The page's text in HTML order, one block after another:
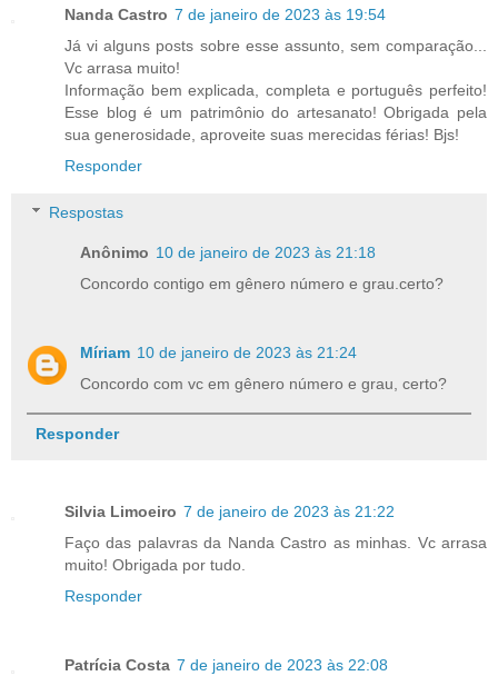
Nanda Castro 7 de janeiro de 2023 às 19:54
Já vi alguns posts sobre esse assunto, sem comparação...
Vc arrasa muito!
Informação bem explicada, completa e português perfeito!
Esse blog é um patrimônio do artesanato! Obrigada pela
sua generosidade, aproveite suas merecidas férias! Bjs!
Responder
Respostas
Anônimo 10 de janeiro de 2023 às 21:18
Concordo contigo em gênero número e grau.certo?
Míriam 10 de janeiro de 2023 às 21:24
Concordo com vc em gênero número e grau, certo?
Responder
Silvia Limoeiro 7 de janeiro de 2023 às 21:22
Faço das palavras da Nanda Castro as minhas. Vc arrasa
muito! Obrigada por tudo.
Responder
Patrícia Costa 7 de janeiro de 2023 às 22:08